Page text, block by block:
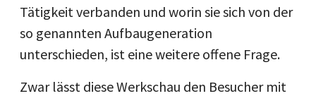
Tätigkeit verbanden und worin sie sich von der
so genannten Aufbaugeneration
unterschieden, ist eine weitere offene Frage.
Zwar lässt diese Werkschau den Besucher mit